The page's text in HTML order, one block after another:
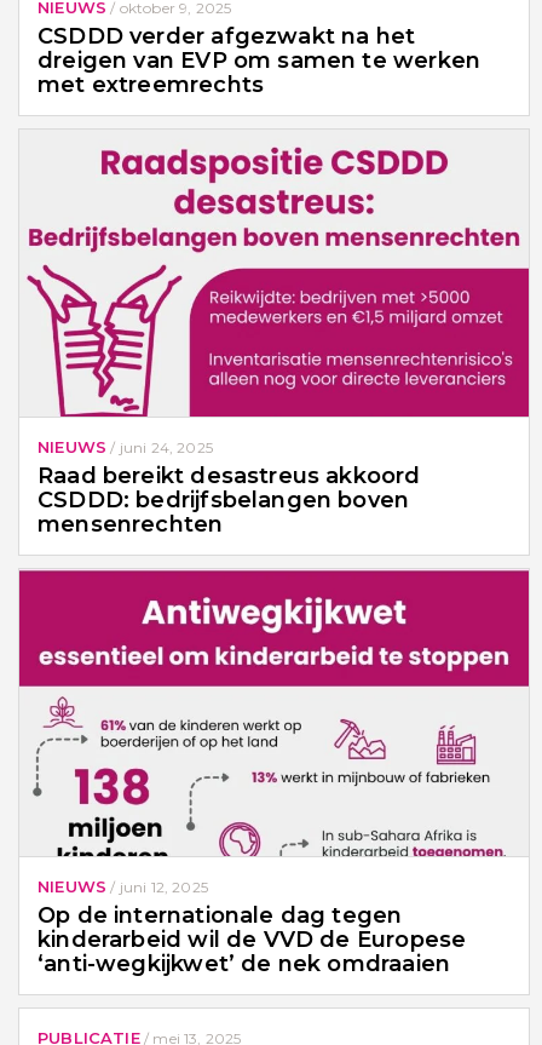
NIEUWS / oktober 9, 2025
CSDDD verder afgezwakt na het
dreigen van EVP om samen te werken
met extreemrechts
NIEUWS / juni 24, 2025
Raad bereikt desastreus akkoord
CSDDD: bedrijfsbelangen boven
mensenrechten
NIEUWS / juni 12, 2025
Op de internationale dag tegen
kinderarbeid wil de VVD de Europese
‘anti-wegkijkwet’ de nek omdraaien
PUBLICATIE/ mei 13, 2025